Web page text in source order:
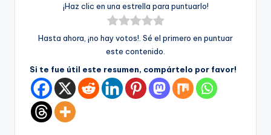
¡Haz clic en una estrella para puntuarlo!
Hasta ahora, ¡no hay votos!. Sé el primero en puntuar
este contenido.
Si te fue útil este resumen, compártelo por favor!